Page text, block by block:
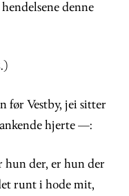
denne
før Vestby, jei sitter
hjerte —:
hun der, er hun der
runt i hode mit,